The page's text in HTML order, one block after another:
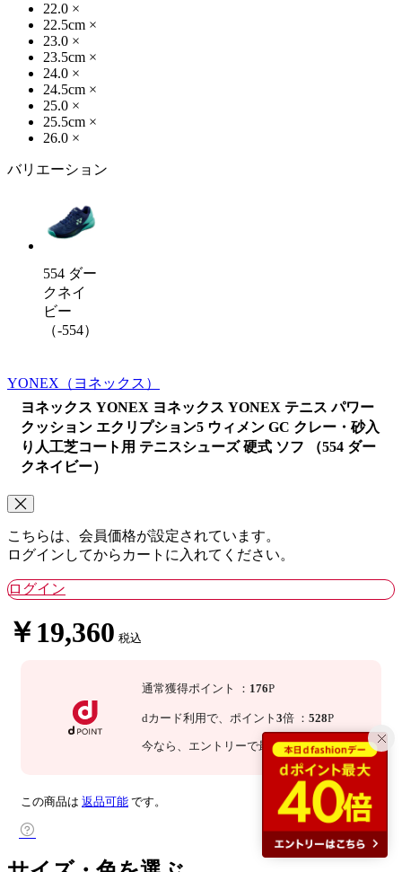
22.0 ×
22.5cm ×
23.0 ×
23.5cm ×
24.0 ×
24.5cm ×
25.0 ×
25.5cm ×
26.0 ×
バリエーション
554 ダー
クネイ
ビー
（-554）
YONEX （ヨネックス）
ヨネックス YONEX ヨネックス YONEX テニス パワー
クッション エクリプション5 ウィメン GC クレー・砂入
り人工芝コート用 テニスシューズ 硬式 ソフ （554 ダー
クネイビー）
こちらは、会員価格が設定されています。
ログインしてからカートに入れてください。
ログイン
￥19,360 税込
通常獲得ポイント ： 176P
dカード利用で、 ポイント 3倍 ： 528P
今なら 、エントリーで最大 倍！詳細
この商品は 返品可能 です。